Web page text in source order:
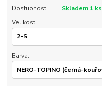
Dostupnost
Skladem 1 ks
Velikost:
Barva: